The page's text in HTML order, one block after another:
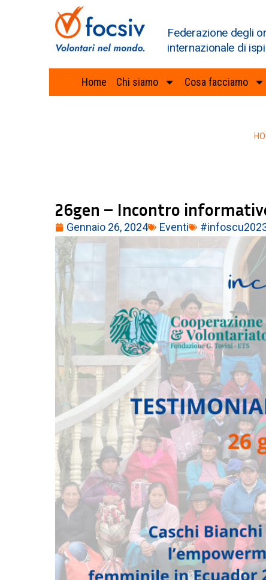
Federazione degli
internazionale di
Home Chi siamo Cosa facciamo
26gen – Incontro
Gennaio 26, 2024 Eventi